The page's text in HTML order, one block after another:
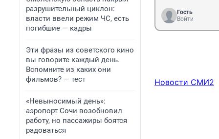
разрушительный циклон:
власти ввели режим ЧС, есть
погибшие — кадры
Эти фразы из советского кино
вы говорите каждый день.
Вспомните из каких они
фильмов? — тест
«Невыносимый день»:
аэропорт Сочи возобновил
работу, но пассажиры боятся
радоваться
Гость
Войти
Новости СМИ2